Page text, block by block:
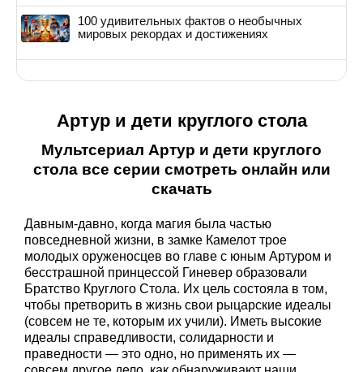
100 удивительных фактов о необычных
мировых рекордах и достижениях
Артур и дети круглого стола
Мультсериал Артур и дети круглого
стола все серии смотреть онлайн или
скачать
Давным-давно, когда магия была частью
повседневной жизни, в замке Камелот трое
молодых оруженосцев во главе с юным Артуром и
бесстрашной принцессой Гиневер образовали
Братство Круглого Стола. Их цель состояла в том,
чтобы претворить в жизнь свои рыцарские идеалы
(совсем не те, которым их учили). Иметь высокие
идеалы справедливости, солидарности и
праведности — это одно, но применять их —